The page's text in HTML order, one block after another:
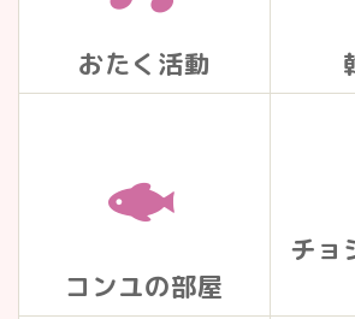
おたく活動
コンユの部屋
チョ